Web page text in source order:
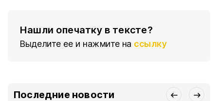
Нашли опечатку в тексте?
Выделите ее и нажмите на ссылку
Последние новости